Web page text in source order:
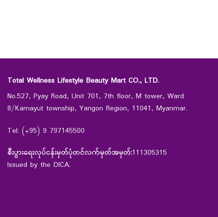
Total Wellness Lifestyle Beauty Mart CO., LTD.
No.527, Pyay Road, Unit 701, 7th floor, M tower, Ward
8/Kamayut township, Yangon Region, 11041, Myanmar.
Tel: (+95) 9 797145500
စီးပွားရေးလုပ်ငန်းမှတ်ပုံတင်လက်မှတ်အမှတ်:111305315
Issued by the DICA.